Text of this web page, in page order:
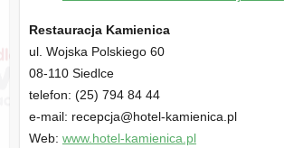
Restauracja Kamienica
ul. Wojska Polskiego 60
08-110 Siedlce
telefon: (25) 794 84 44
e-mail: recepcja@hotel-kamienica.pl
Web: www.hotel-kamienica.pl